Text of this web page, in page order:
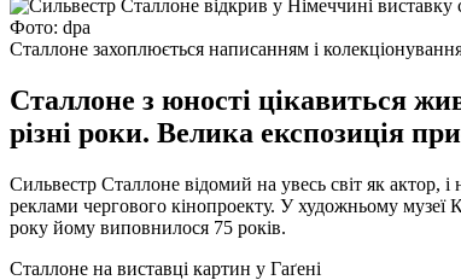
Фото: dpa
Сталлоне захоплюється написанням і
Сталлоне з юності цікавиться
різні роки. Велика експозиція
Сильвестр Сталлоне відомий на увесь світ як актор,
реклами чергового кінопроекту. У художньому музеї
року йому виповнилося 75 років.
Сталлоне на виставці картин у Гаґені